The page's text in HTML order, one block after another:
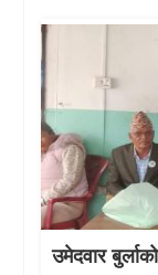
उमेदवार